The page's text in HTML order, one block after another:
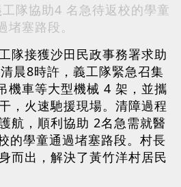
隊協助4 名急待返校的學童
堵塞路段。
隊接獲沙田民政事務署求助
晨8時許，義工隊緊急召集
機車等大型機械 4 架，並攜
，火速馳援現場。清障過程
航，順利協助 2名急需就醫
的學童通過堵塞路段。村長
而出，解決了黃竹洋村居民